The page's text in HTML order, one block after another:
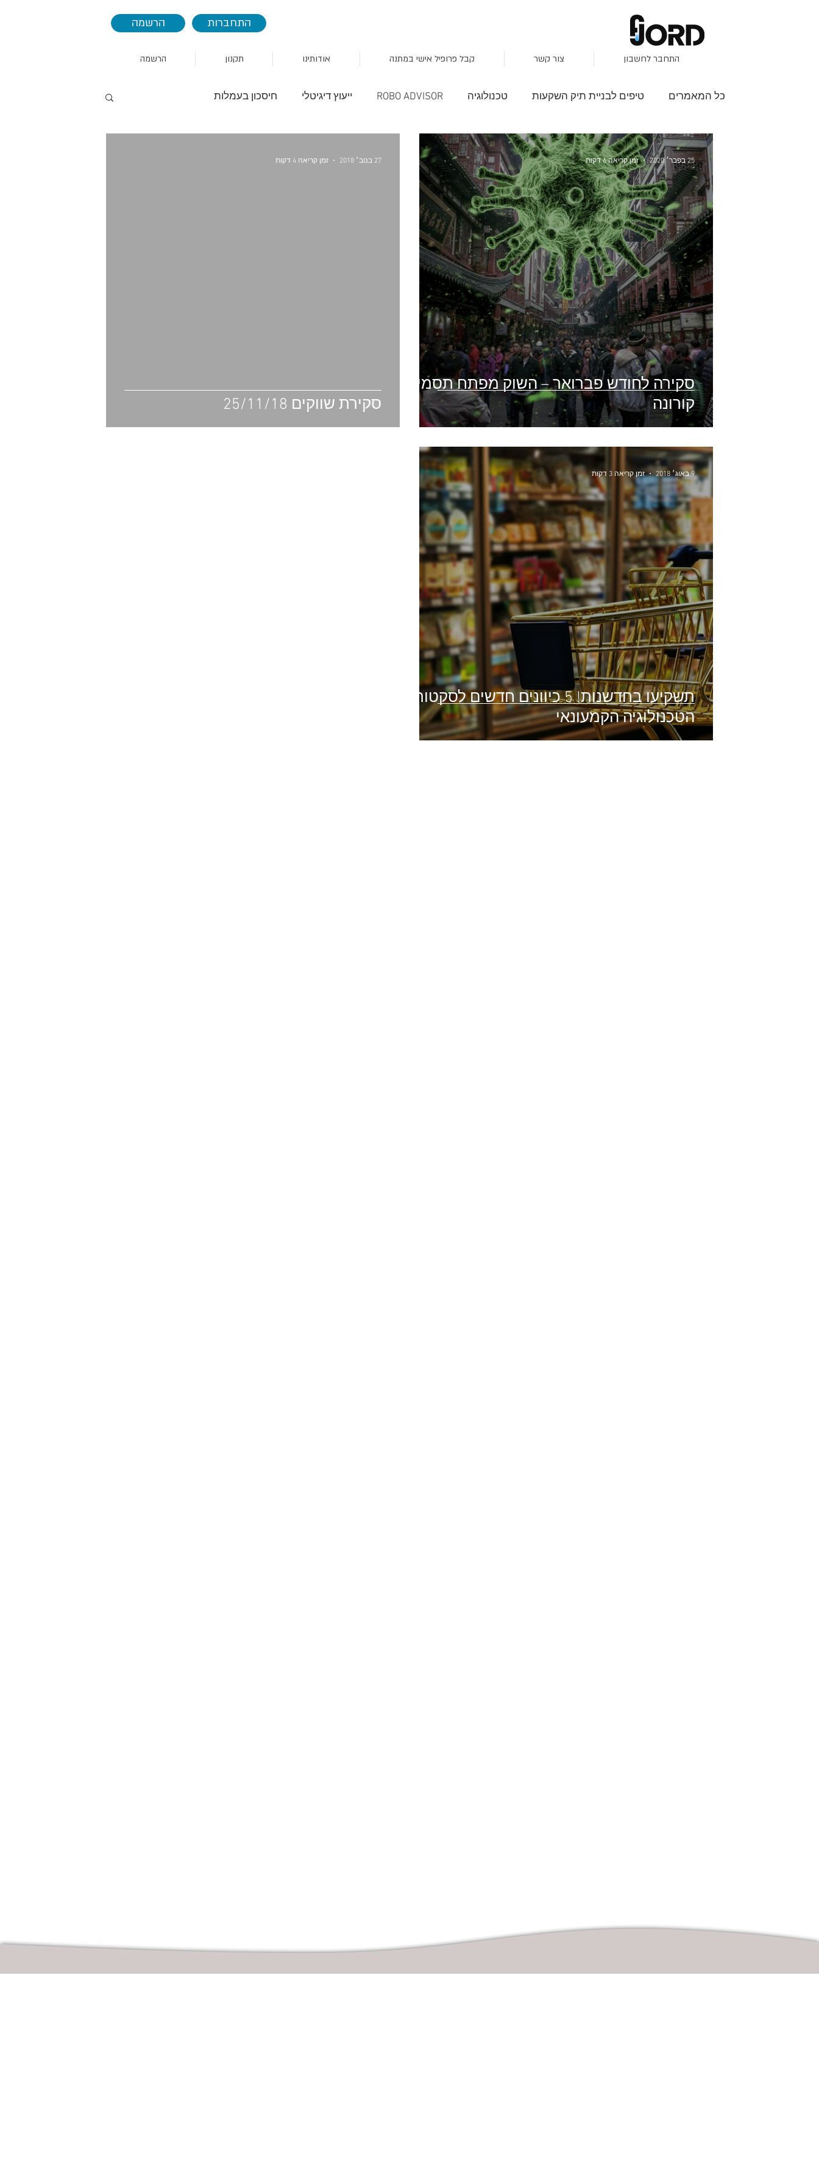
הרשמה התחברות
התחבר לחשבון צור קשר קבל פרופיל אישי במתנה אודותינו תקנון הרשמה
כל המאמרים טיפים לבניית תיק השקעות טכנולוגיה ROBO ADVISOR ייעוץ דיגיטלי חיסכון בעמלות
השקעות בבורסה פיזור סיכונים השקעות חכמות סקטור הצרכנות
S&P500 שוק שורי מגמות בשוק עקום התשואה
עונת הדוחות סקירות שוק יפן תבניות אגח
סקירה לחודש פברואר – השוק מפתח תסמיני
קורונה
25 בפבר׳ 2020 זמן קריאה 6 דקות
סקירת שווקים 25/11/18
27 בנוב׳ 2018 זמן קריאה 4 דקות
תשקיעו בחדשנות! 5 כיוונים חדשים לסקטור
הטכנולוגיה הקמעונאי
9 באוג׳ 2018 זמן קריאה 3 דקות